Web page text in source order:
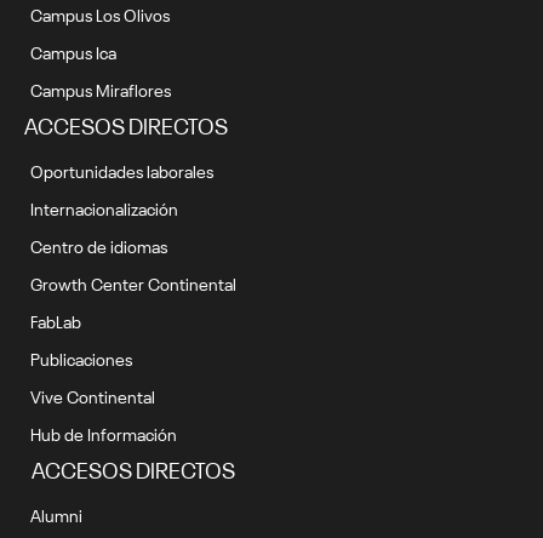
Campus Los Olivos
Campus Ica
Campus Miraflores
ACCESOS DIRECTOS
Oportunidades laborales
Internacionalización
Centro de idiomas
Growth Center Continental
FabLab
Publicaciones
Vive Continental
Hub de Información
ACCESOS DIRECTOS
Alumni